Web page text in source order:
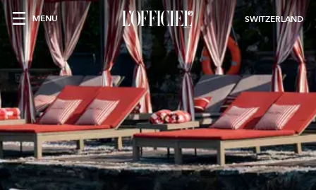
MENU SWITZERLAND